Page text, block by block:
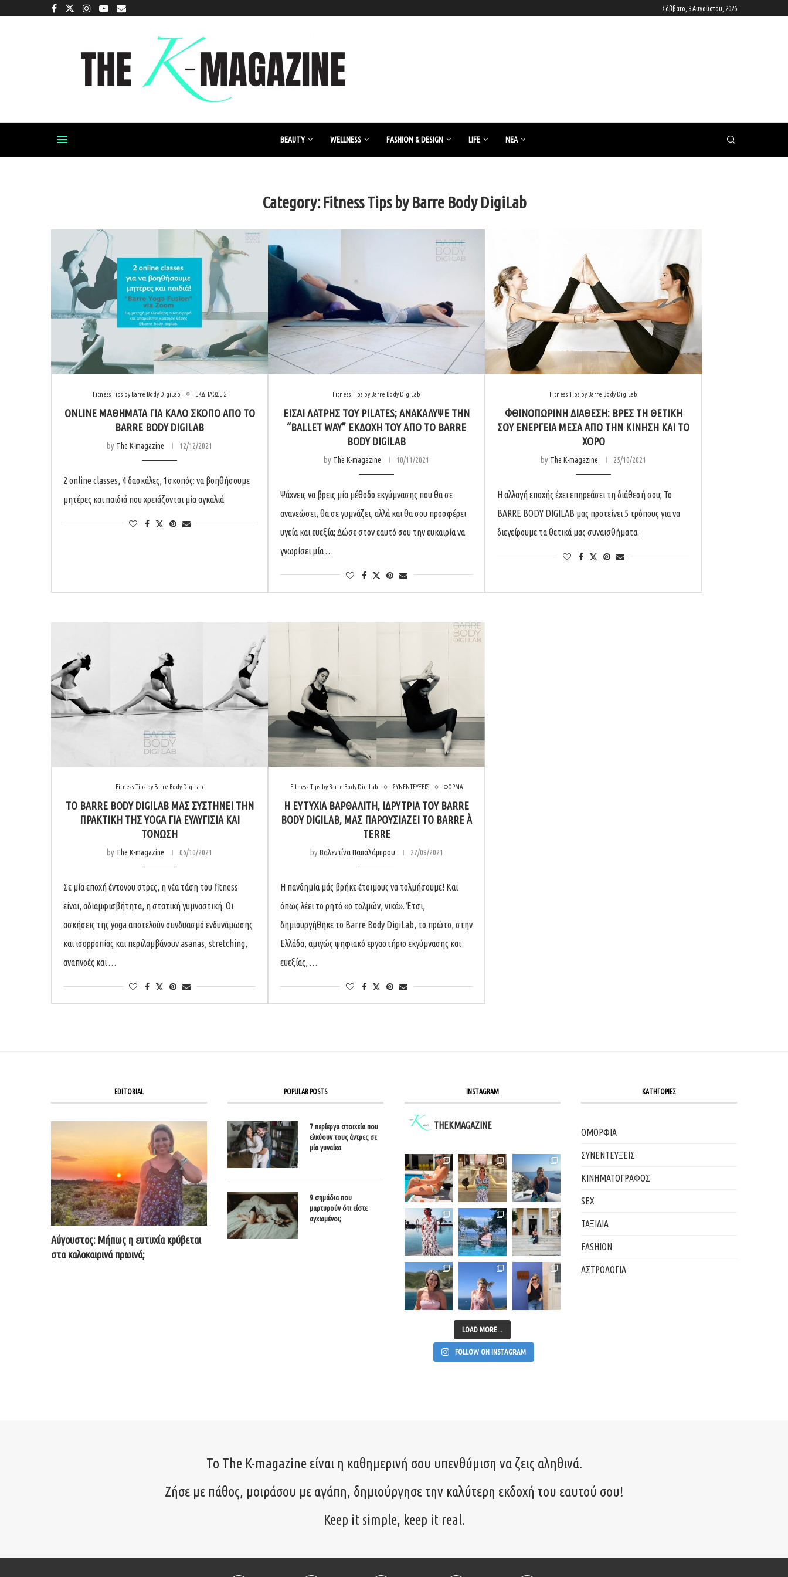
Σάββατο, 8 Αυγούστου, 2026
BEAUTY WELLNESS FASHION & DESIGN LIFE ΝΈΑ
Category:Fitness Tips by Barre Body DigiLab
Fitness Tips by Barre Body DigiLab ΕΚΔΗΛΩΣΕΙΣ
ONLINE ΜΑΘΉΜΑΤΑ ΓΙΑ ΚΑΛΌ ΣΚΟΠΌ ΑΠΌ ΤΟ
BARRE BODY DIGILAB
by The K-magazine 12/12/2021
2 online classes, 4 δασκάλες, 1σκοπός: να βοηθήσουμε
μητέρες και παιδιά που χρειάζονται μία αγκαλιά
Fitness Tips by Barre Body DigiLab
ΕΊΣΑΙ ΛΆΤΡΗΣ ΤΟΥ PILATES; ΑΝΑΚΆΛΥΨΕ ΤΗΝ
“BALLET WAY” ΕΚΔΟΧΉ ΤΟΥ ΑΠΌ ΤΟ BARRE
BODY DIGILAB
by The K-magazine 10/11/2021
Ψάχνεις να βρεις μία μέθοδο εκγύμνασης που θα σε
ανανεώσει, θα σε γυμνάζει, αλλά και θα σου προσφέρει
υγεία και ευεξία; Δώσε στον εαυτό σου την ευκαιρία να
γνωρίσει μία …
Fitness Tips by Barre Body DigiLab
ΦΘΙΝΟΠΩΡΙΝΉ ΔΙΆΘΕΣΗ: ΒΡΕΣ ΤΗ ΘΕΤΙΚΉ
ΣΟΥ ΕΝΈΡΓΕΙΑ ΜΈΣΑ ΑΠΌ ΤΗΝ ΚΊΝΗΣΗ ΚΑΙ ΤΟ
ΧΟΡΌ
by The K-magazine 25/10/2021
Η αλλαγή εποχής έχει επηρεάσει τη διάθεσή σου; Το
BARRE BODY DIGILAB μας προτείνει 5 τρόπους για να
διεγείρουμε τα θετικά μας συναισθήματα.
Fitness Tips by Barre Body DigiLab
ΤΟ BARRE BODY DIGILAB ΜΆΣ ΣΥΣΤΉΝΕΙ ΤΗΝ
ΠΡΑΚΤΙΚΉ ΤΗΣ YOGA ΓΙΑ ΕΥΛΥΓΙΣΊΑ ΚΑΙ
ΤΌΝΩΣΗ
by The K-magazine 06/10/2021
Σε μία εποχή έντονου στρες, η νέα τάση του fitness
είναι, αδιαμφισβήτητα, η στατική γυμναστική. Οι
ασκήσεις της yoga αποτελούν συνδυασμό ενδυνάμωσης
και ισορροπίας και περιλαμβάνουν asanas, stretching,
αναπνοές και …
Fitness Tips by Barre Body DigiLab ΣΥΝΕΝΤΕΥΞΕΙΣ ΦΟΡΜΑ
Η ΕΥΤΥΧΊΑ ΒΑΡΘΑΛΊΤΗ, ΙΔΡΎΤΡΙΑ ΤΟΥ BARRE
BODY DIGILAB, ΜΑΣ ΠΑΡΟΥΣΙΆΖΕΙ ΤΟ ΒARRE À
TERRE
byΒαλεντίνα Παπαλάμπρου 27/09/2021
Η πανδημία μάς βρήκε έτοιμους να τολμήσουμε! Και
όπως λέει το ρητό «ο τολμών, νικά». Έτσι,
δημιουργήθηκε το Barre Body DigiLab, το πρώτο, στην
Ελλάδα, αμιγώς ψηφιακό εργαστήριο εκγύμνασης και
ευεξίας, …
EDITORIAL
Αύγουστος: Μήπως η ευτυχία κρύβεται
στα καλοκαιρινά πρωινά;
POPULAR POSTS
7 περίεργα στοιχεία που
ελκύουν τους άντρες σε
μία γυναίκα
9 σημάδια που
μαρτυρούν ότι είστε
αγχωμένοι;
INSTAGRAM
THEKMAGAZINE
LOAD MORE...
FOLLOW ON INSTAGRAM
ΚΑΤΗΓΟΡΙΕΣ
ΟΜΟΡΦΙΑ
ΣΥΝΕΝΤΕΥΞΕΙΣ
ΚΙΝΗΜΑΤΟΓΡΑΦΟΣ
SEX
ΤΑΞΙΔΙΑ
FASHION
ΑΣΤΡΟΛΟΓΙΑ
Το The K-magazine είναι η καθημερινή σου υπενθύμιση να ζεις αληθινά.
Ζήσε με πάθος, μοιράσου με αγάπη, δημιούργησε την καλύτερη εκδοχή του εαυτού σου!
Keep it simple, keep it real.